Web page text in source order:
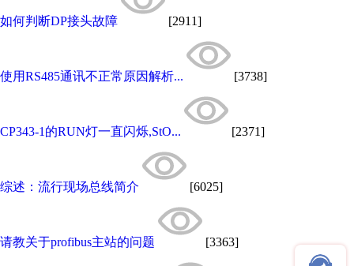
如何判断DP接头故障 [2911]
使用RS485通讯不正常原因解析... [3738]
CP343-1的RUN灯一直闪烁,StO... [2371]
综述：流行现场总线简介 [6025]
请教关于profibus主站的问题 [3363]